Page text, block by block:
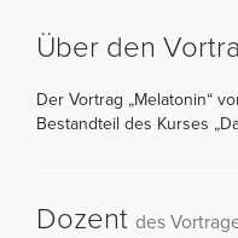
Über den
Der Vortrag „Melatonin“
Bestandteil des Kurses
Dozent des